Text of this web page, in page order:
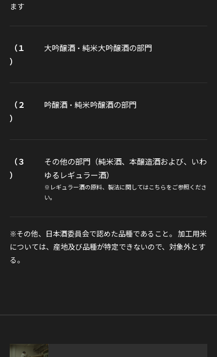
ます
（１
）
大吟醸酒・純米大吟醸酒の部門
（２
）
吟醸酒・純米吟醸酒の部門
（３
）
その他の部門（純米酒、本醸造酒および、いわ
ゆるレギュラー酒）
※レギュラー酒の原料、製法に関してはこちらをご参照くださ
い。
※その他、日本酒委員会で認めた品種であること。 加工用米
については、産地及び品種が特定できないので、対象外とす
る。